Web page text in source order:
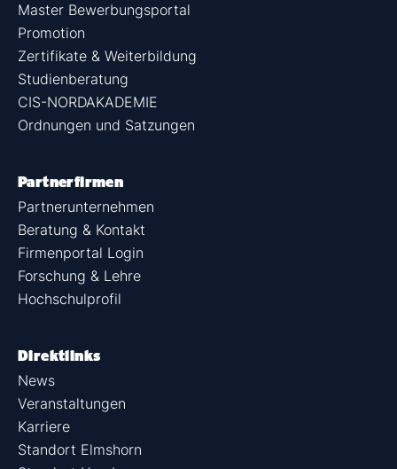
Master Bewerbungsportal
Promotion
Zertifikate & Weiterbildung
Studienberatung
CIS-NORDAKADEMIE
Ordnungen und Satzungen
Partnerfirmen
Partnerunternehmen
Beratung & Kontakt
Firmenportal Login
Forschung & Lehre
Hochschulprofil
Direktlinks
News
Veranstaltungen
Karriere
Standort Elmshorn